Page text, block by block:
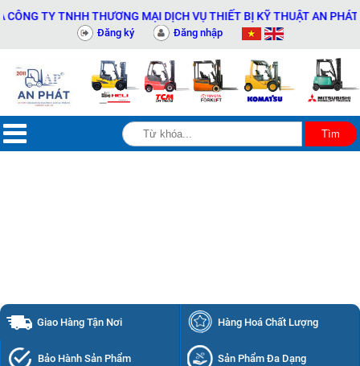
MẠI DỊCH VỤ THIẾT BỊ KỸ THUẬT AN PHÁT - 0311414081
Đăng ký Đăng nhập
Giao Hàng Tận Nơi Hàng Hoá Chất Lượng
Bảo Hành Sản Phẩm Sản Phẩm Đa Dạng